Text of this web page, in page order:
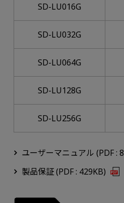
SD-LU016G
SD-LU032G
SD-LU064G
SD-LU128G
SD-LU256G
ユーザーマニュアル (PDF :
製品保証 (PDF : 429KB)